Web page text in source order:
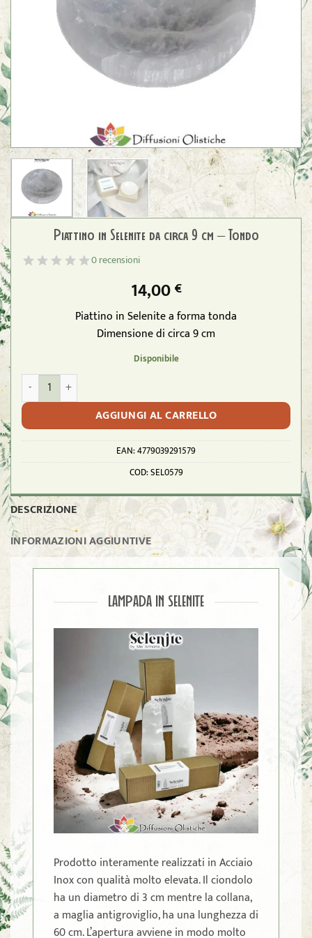
Piattino in Selenite da circa 9 cm – Tondo
0 recensioni
14,00 €
Piattino in Selenite a forma tonda
Dimensione di circa 9 cm
Disponibile
Piattino in Selenite da circa 9 cm - Tondo quantità
AGGIUNGI AL CARRELLO
EAN:4779039291579
COD:SEL0579
DESCRIZIONE
INFORMAZIONI AGGIUNTIVE
LAMPADA IN SELENITE
Prodotto interamente realizzati in Acciaio
Inox con qualità molto elevata. Il ciondolo
ha un diametro di 3 cm mentre la collana,
a maglia antigroviglio, ha una lunghezza di
60 cm. L’apertura avviene in modo molto